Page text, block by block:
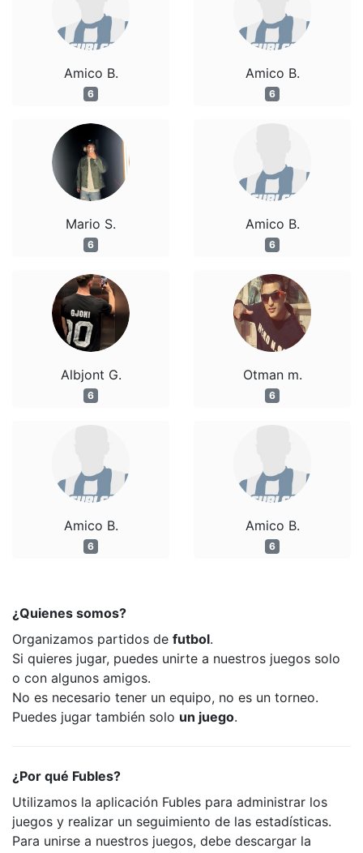
Amico B.
6
Mario S.
6
Albjont G.
6
Amico B.
6
Amico B.
6
Amico B.
6
Otman m.
6
Amico B.
6
¿Quienes somos?
Organizamos partidos de futbol.
Si quieres jugar, puedes unirte a nuestros juegos solo
o con algunos amigos.
No es necesario tener un equipo, no es un torneo.
Puedes jugar también solo un juego.
¿Por qué Fubles?
Utilizamos la aplicación Fubles para administrar los
juegos y realizar un seguimiento de las estadísticas.
Para unirse a nuestros juegos, debe descargar la